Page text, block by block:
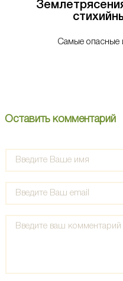
Самые опасные
Оставить комментарий